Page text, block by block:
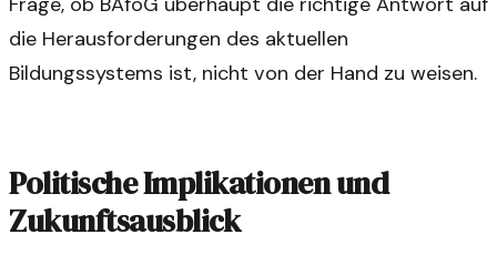
die Herausforderungen des aktuellen
Bildungssystems ist, nicht von der Hand zu weisen.
Politische Implikationen und
Zukunftsausblick